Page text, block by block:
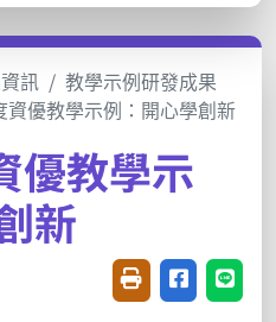
訊
教學示例研發成果
資優教學示例：開心學創新
優教學示
新
友善列印(開新視
分享至臉書
分享